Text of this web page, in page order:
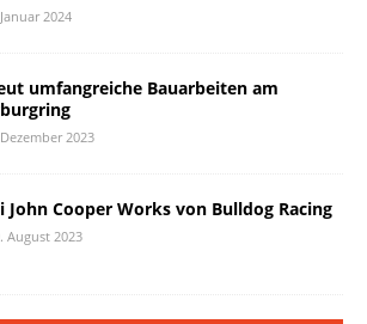
2024
umfangreiche Bauarbeiten am
2023
John Cooper Works von Bulldog Racing
August 2023